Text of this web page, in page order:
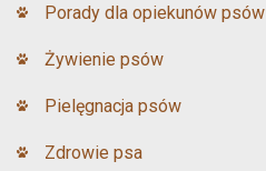
Porady dla opiekunów psów
Żywienie psów
Pielęgnacja psów
Zdrowie psa